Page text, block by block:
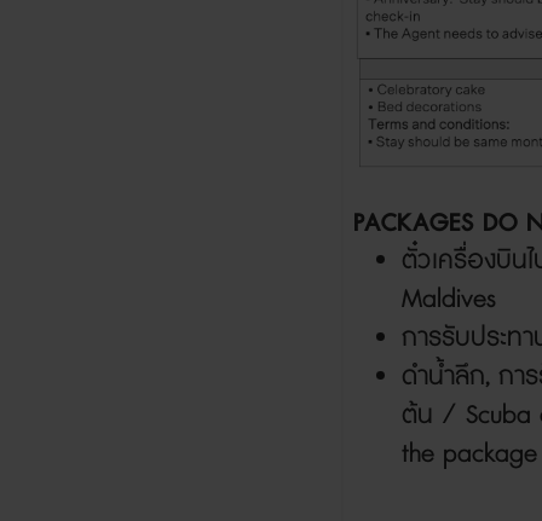
PACKAGES DO
ตั๋วเครื่องบิน
Maldives
การรับประท
ดำน้ำลึก, กา
ต้น / Scuba
the package